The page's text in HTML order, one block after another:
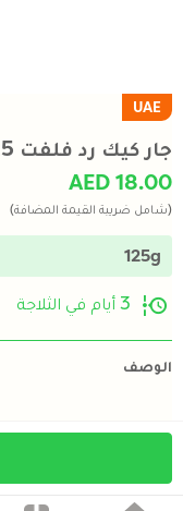
UAE
جار كيك رد فلفت 125 غ
AED 18.00
(شامل ضريبة القيمة المضافة)
125g
3 أيام في الثلاجة
الوصف